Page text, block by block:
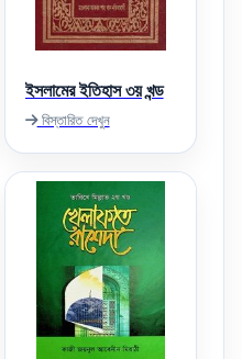
ইসলামের ইতিহাস ৩য় খন্ড
বিস্তারিত দেখুন